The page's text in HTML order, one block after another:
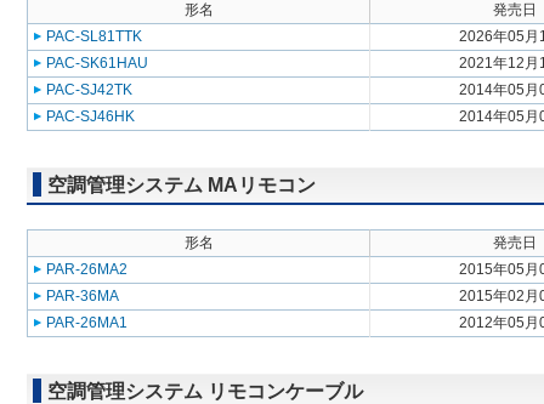
形名
発売日
PAC-SL81TTK
2026年05月
PAC-SK61HAU
2021年12月
PAC-SJ42TK
2014年05月
PAC-SJ46HK
2014年05月
空調管理システム MAリモコン
形名
発売日
PAR-26MA2
2015年05月
PAR-36MA
2015年02月
PAR-26MA1
2012年05月
空調管理システム リモコンケーブル